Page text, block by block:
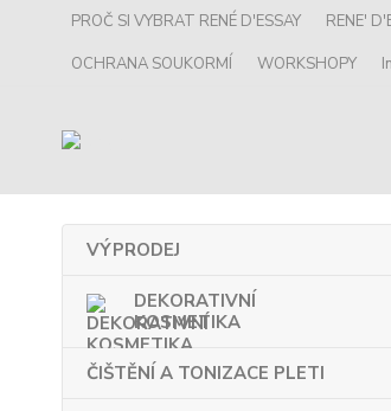
PROČ SI VYBRAT RENÉ D'ESSAY RENE'
OCHRANA SOUKORMÍ
WORKSHOPY
VÝPRODEJ
DEKORATIVNÍ
KOSMETIKA
ČIŠTĚNÍ A TONIZACE PLETI